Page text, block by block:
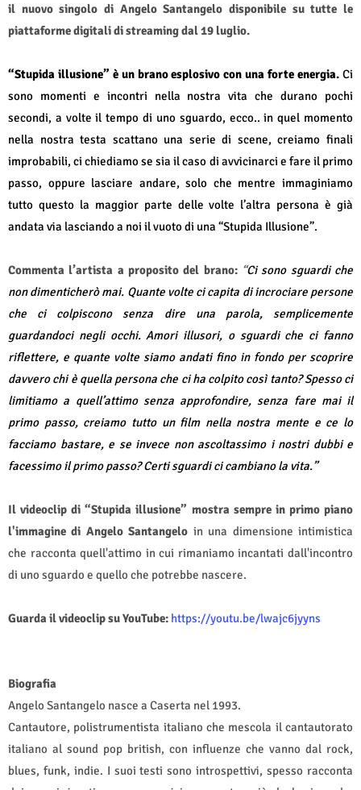
il nuovo singolo di Angelo Santangelo disponibile su tutte le
piattaforme digitali di streaming dal 19 luglio.
“Stupida illusione” è un brano esplosivo con una forte energia. Ci
sono momenti e incontri nella nostra vita che durano pochi
secondi, a volte il tempo di uno sguardo, ecco.. in quel momento
nella nostra testa scattano una serie di scene, creiamo finali
improbabili, ci chiediamo se sia il caso di avvicinarci e fare il primo
passo, oppure lasciare andare, solo che mentre immaginiamo
tutto questo la maggior parte delle volte l’altra persona è già
andata via lasciando a noi il vuoto di una “Stupida Illusione”.
Commenta l’artista a proposito del brano: “Ci sono sguardi che
non dimenticherò mai. Quante volte ci capita di incrociare persone
che ci colpiscono senza dire una parola, semplicemente
guardandoci negli occhi. Amori illusori, o sguardi che ci fanno
riflettere, e quante volte siamo andati fino in fondo per scoprire
davvero chi è quella persona che ci ha colpito così tanto? Spesso ci
limitiamo a quell’attimo senza approfondire, senza fare mai il
primo passo, creiamo tutto un film nella nostra mente e ce lo
facciamo bastare, e se invece non ascoltassimo i nostri dubbi e
facessimo il primo passo? Certi sguardi ci cambiano la vita.”
Il videoclip di “Stupida illusione” mostra sempre in primo piano
l'immagine di Angelo Santangelo in una dimensione intimistica
che racconta quell'attimo in cui rimaniamo incantati dall'incontro
di uno sguardo e quello che potrebbe nascere.
Guarda il videoclip su YouTube: https://youtu.be/lwajc6jyyns
Biografia
Angelo Santangelo nasce a Caserta nel 1993.
Cantautore, polistrumentista italiano che mescola il cantautorato
italiano al sound pop british, con influenze che vanno dal rock,
blues, funk, indie. I suoi testi sono introspettivi, spesso racconta